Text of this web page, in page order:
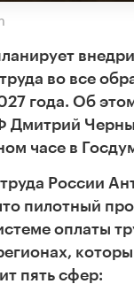
во все
года. Об
Дмитрий
часе в
России
пилотный
оплаты
пять сфер: